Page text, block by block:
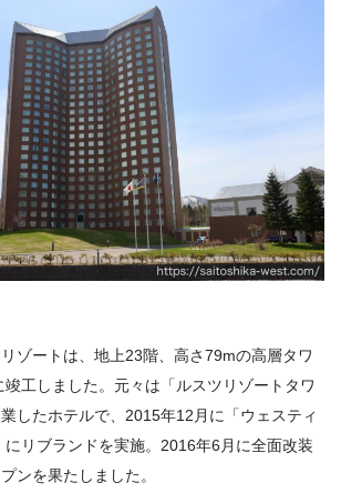
ゾートは、地上23階、高さ79mの高層タワ
工しました。元々は「ルスツリゾートタワ
したホテルで、2015年12月に「ウェスティ
にリブランドを実施。2016年6月に全面改装
ンを果たしました。